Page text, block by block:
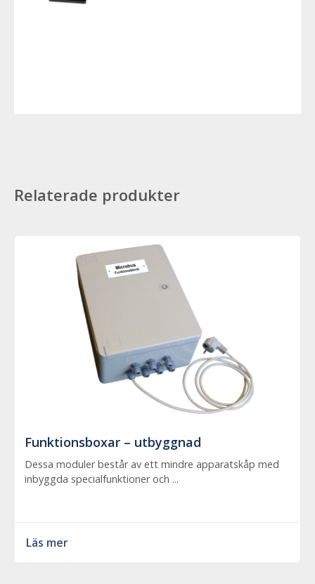
Relaterade produkter
Funktionsboxar – utbyggnad
Dessa moduler består av ett mindre apparatskåp med
inbyggda specialfunktioner och ...
Läs mer